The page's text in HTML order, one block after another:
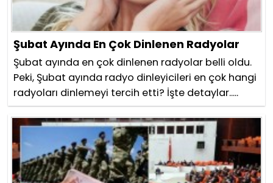
Şubat Ayında En Çok Dinlenen Radyolar
Şubat ayında en çok dinlenen radyolar belli oldu.
Peki, Şubat ayında radyo dinleyicileri en çok hangi
radyoları dinlemeyi tercih etti? İşte detaylar.....